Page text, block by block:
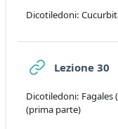
Dicotiledoni:
Lezione 30
Dicotiledoni: Fagales
(prima parte)